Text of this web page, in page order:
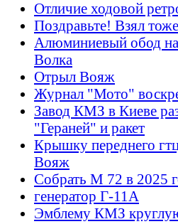
Отличие ходовой
Поздравьте! Взял
Алюминиевый обод на
Волка
Отрыл Вояж
Журнал "Мото"
Завод КМЗ в Киеве
"Гераней" и ракет
Крышку переднего
Вояж
Собрать М 72 в 2025
генератор Г-11А
Эмблему КМЗ